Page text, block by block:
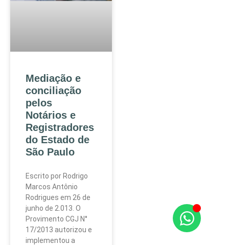
Mediação e
conciliação
pelos
Notários e
Registradores
do Estado de
São Paulo
Escrito por Rodrigo
Marcos Antônio
Rodrigues em 26 de
junho de 2.013. O
Provimento CGJ N°
17/2013 autorizou e
implementou a